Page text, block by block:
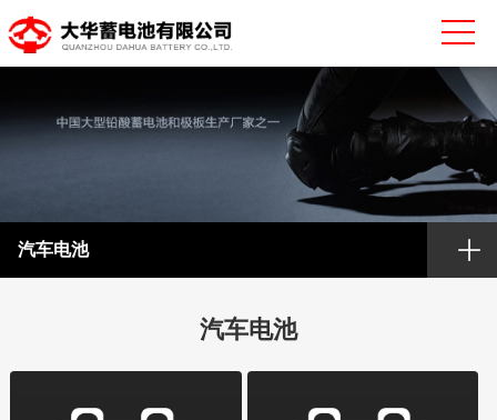
汽车电池
汽车电池